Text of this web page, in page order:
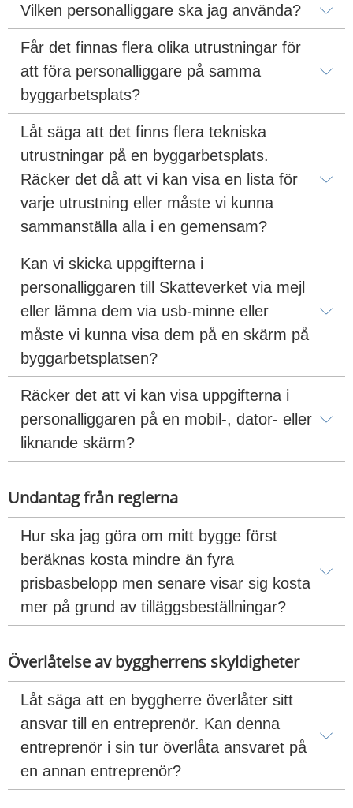
Vilken personalliggare ska jag använda?
Får det finnas flera olika utrustningar för
att föra personalliggare på samma
byggarbetsplats?
Låt säga att det finns flera tekniska
utrustningar på en byggarbetsplats.
Räcker det då att vi kan visa en lista för
varje utrustning eller måste vi kunna
sammanställa alla i en gemensam?
Kan vi skicka uppgifterna i
personalliggaren till Skatteverket via mejl
eller lämna dem via usb-minne eller
måste vi kunna visa dem på en skärm på
byggarbetsplatsen?
Räcker det att vi kan visa uppgifterna i
personalliggaren på en mobil-, dator- eller
liknande skärm?
Undantag från reglerna
Hur ska jag göra om mitt bygge först
beräknas kosta mindre än fyra
prisbasbelopp men senare visar sig kosta
mer på grund av tilläggsbeställningar?
Överlåtelse av byggherrens skyldigheter
Låt säga att en byggherre överlåter sitt
ansvar till en entreprenör. Kan denna
entreprenör i sin tur överlåta ansvaret på
en annan entreprenör?